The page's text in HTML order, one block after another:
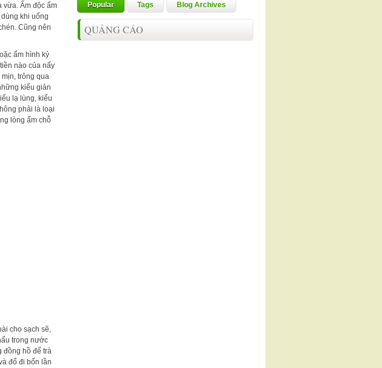
vừa. Ấm độc ẩm
khi uống
Cũng nên
ấm hình kỷ
nào của nấy
trông qua
kiểu giản
lạ lùng, kiểu
phải là loại
lòng ấm chỗ
cho sạch sẽ,
trong nước
đồng hồ để trà
đổ đi bốn lần
Popular Tags Blog Archives
QUẢNG CÁO